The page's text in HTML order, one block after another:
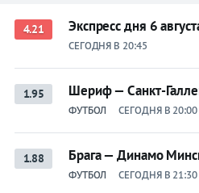
4.21 Экспресс дня 6
СЕГОДНЯ В 20:45
1.95 Шериф — Санкт-
ФУТБОЛ СЕГОДНЯ В 20:00
1.88 Брага — Динамо
ФУТБОЛ СЕГОДНЯ В 21:30